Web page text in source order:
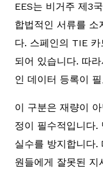
EES는 비거주 제3
합법적인 서류를 소
다. 스페인의 TIE
되어 있습니다. 따
인 데이터 등록이
이 구분은 재량이
정이 필수적입니다.
실수를 방지합니다.
원들에게 잘못된 지